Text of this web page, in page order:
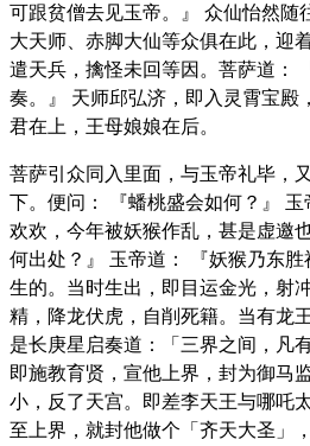
可跟贫僧去见玉帝。』 众仙怡然随
大天师、赤脚大仙等众俱在此，迎
遣天兵，擒怪未回等因。菩萨道：
奏。』 天师邱弘济，即入灵霄宝殿
君在上，王母娘娘在后。
菩萨引众同入里面，与玉帝礼毕，
下。便问： 『蟠桃盛会如何？』
欢欢，今年被妖猴作乱，甚是虚邀
何出处？』 玉帝道： 『妖猴乃东
生的。当时生出，即目运金光，射
精，降龙伏虎，自削死籍。当有龙
是长庚星启奏道：「三界之间，凡
即施教育贤，宣他上界，封为御马
小，反了天宫。即差李天王与哪吒
至上界，就封他做个「齐天大圣」